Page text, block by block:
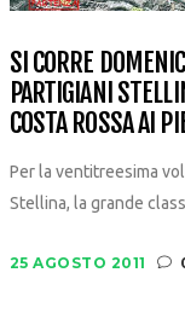
SI CORRE
PARTIGIANI
COSTA ROSSA AI
Per la ventitreesima
Stellina, la grande
25 AGOSTO 2011